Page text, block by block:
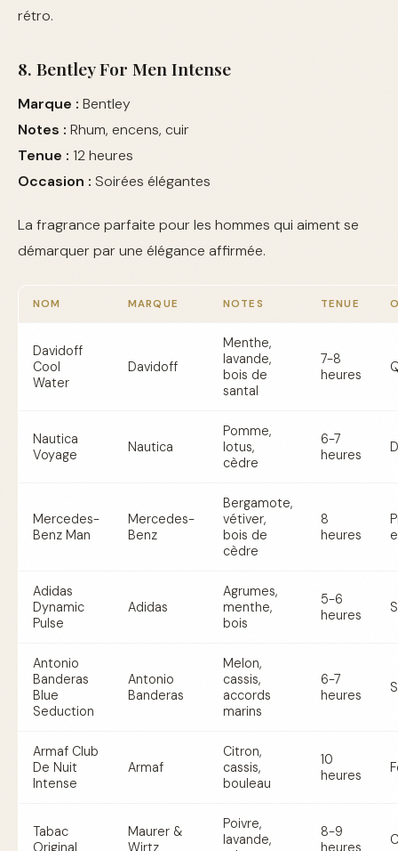
rétro.
8. Bentley For Men Intense
Marque : Bentley
Notes : Rhum, encens, cuir
Tenue : 12 heures
Occasion : Soirées élégantes
La fragrance parfaite pour les hommes qui aiment se
démarquer par une élégance affirmée.
NOM MARQUE NOTES TENUE
Davidoff
Cool
Water
Davidoff
Menthe,
lavande,
bois de
santal
7-8
heures
Nautica
Voyage
Nautica
Pomme,
lotus,
cèdre
6-7
heures
Mercedes-
Benz Man
Mercedes-
Benz
Bergamote,
vétiver,
bois de
cèdre
8
heures
Adidas
Dynamic
Pulse
Adidas
Agrumes,
menthe,
bois
5-6
heures
Antonio
Banderas
Blue
Seduction
Antonio
Banderas
Melon,
cassis,
accords
marins
6-7
heures
Armaf Club
De Nuit
Intense
Armaf
Citron,
cassis,
bouleau
10
heures
Tabac
Original
Maurer &
Wirtz
Poivre,
lavande,
8-9
heures